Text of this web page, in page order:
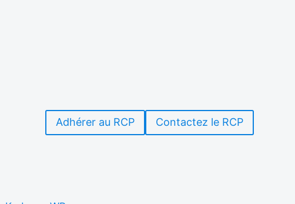
Adhérer au RCP Contactez le RCP